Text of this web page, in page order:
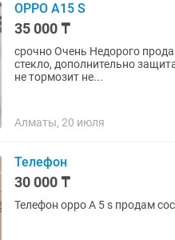
OPPO A15 S
35 000 ₸
срочно Очень Недорого
стекло, дополнительно
не тормозит не...
Алматы, 20 июля
Телефон
30 000 ₸
Телефон oppo A 5 s продам